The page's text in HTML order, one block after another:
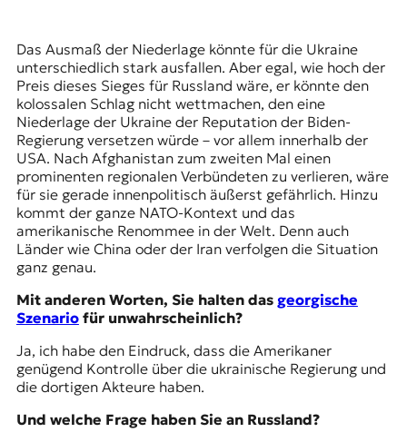
Das Ausmaß der Niederlage könnte für die Ukraine
unterschiedlich stark ausfallen. Aber egal, wie hoch der
Preis dieses Sieges für Russland wäre, er könnte den
kolossalen Schlag nicht wettmachen, den eine
Niederlage der Ukraine der Reputation der Biden-
Regierung versetzen würde – vor allem innerhalb der
USA. Nach Afghanistan zum zweiten Mal einen
prominenten regionalen Verbündeten zu verlieren, wäre
für sie gerade innenpolitisch äußerst gefährlich. Hinzu
kommt der ganze NATO-Kontext und das
amerikanische Renommee in der Welt. Denn auch
Länder wie China oder der Iran verfolgen die Situation
ganz genau.
Mit anderen Worten, Sie halten das georgische
Szenariofür unwahrscheinlich?
Ja, ich habe den Eindruck, dass die Amerikaner
genügend Kontrolle über die ukrainische Regierung und
die dortigen Akteure haben.
Und welche Frage haben Sie an Russland?